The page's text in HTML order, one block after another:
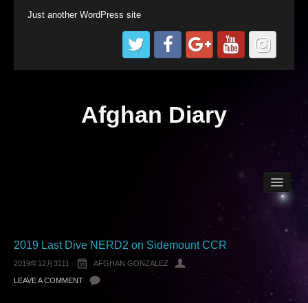
Just another WordPress site
Afghan Diary
2019 Last Dive NERD2 on Sidemount CCR
2019年12月31日 AFGHAN GONZALEZ
LEAVE A COMMENT